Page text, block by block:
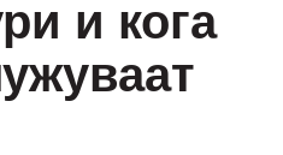
и кога